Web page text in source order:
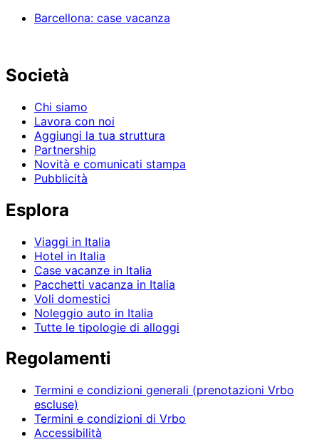
Barcellona: case vacanza
Società
Chi siamo
Lavora con noi
Aggiungi la tua struttura
Partnership
Novità e comunicati stampa
Pubblicità
Esplora
Viaggi in Italia
Hotel in Italia
Case vacanze in Italia
Pacchetti vacanza in Italia
Voli domestici
Noleggio auto in Italia
Tutte le tipologie di alloggi
Regolamenti
Termini e condizioni generali (prenotazioni Vrbo
escluse)
Termini e condizioni di Vrbo
Accessibilità